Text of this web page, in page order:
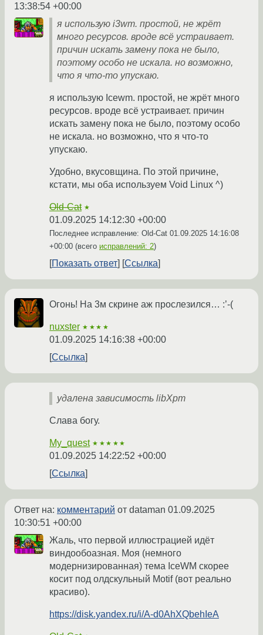
13:38:54 +00:00
я использую i3wm. простой, не жрёт
много ресурсов. вроде всё устраивает.
причин искать замену пока не было,
поэтому особо не искала. но возможно,
что я что-то упускаю.
я использую Icewm. простой, не жрёт много
ресурсов. вроде всё устраивает. причин
искать замену пока не было, поэтому особо
не искала. но возможно, что я что-то
упускаю.
Удобно, вкусовщина. По этой причине,
кстати, мы оба используем Void Linux ^)
Old-Cat ★
01.09.2025 14:12:30 +00:00
Последнее исправление: Old-Cat 01.09.2025 14:16:08
+00:00 (всего исправлений: 2)
Показать ответ Ссылка
Огонь! На 3м скрине аж прослезился… :’-(
nuxster ★★★★
01.09.2025 14:16:38 +00:00
Ссылка
удалена зависимость libXpm
Слава богу.
My_quest ★★★★★
01.09.2025 14:22:52 +00:00
Ссылка
Ответ на: комментарий от dataman 01.09.2025
10:30:51 +00:00
Жаль, что первой иллюстрацией идёт
виндообоазная. Моя (немного
модернизированная) тема IceWM скорее
косит под олдскульный Motif (вот реально
красиво).
https://disk.yandex.ru/i/A-d0AhXQbehIeA